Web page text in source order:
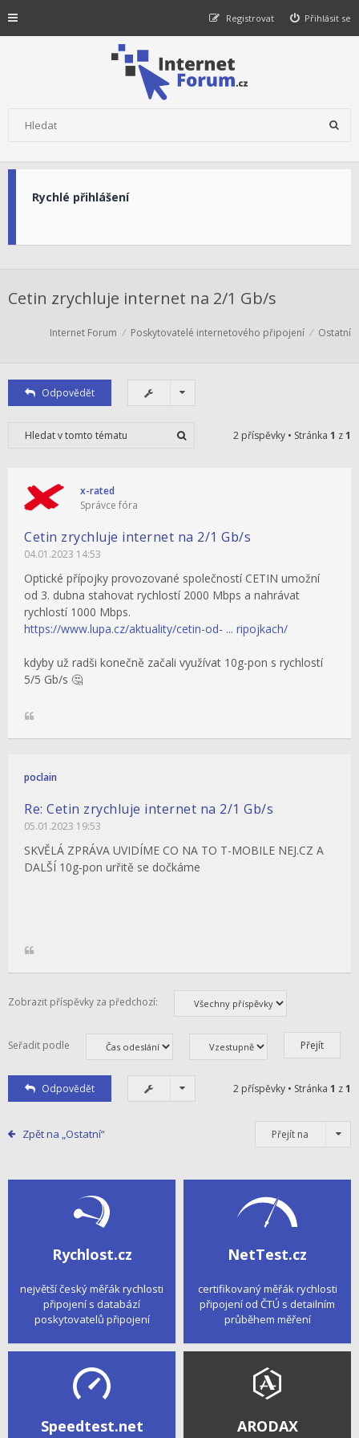
Přihlásit se
Registrovat
Rychlé přihlášení
Cetin zrychluje internet na 2/1 Gb/s
Internet Forum Poskytovatelé internetového připojení Ostatní
Odpovědět
2 příspěvky • Stránka 1 z1
x-rated
Správce fóra
Cetin zrychluje internet na 2/1 Gb/s
04.01.2023 14:53
Optické přípojky provozované společností CETIN umožní
od 3. dubna stahovat rychlostí 2000 Mbps a nahrávat
rychlostí 1000 Mbps.
https://www.lupa.cz/aktuality/cetin-od- ... ripojkach/
kdyby už radši konečně začali využívat 10g-pon s rychlostí
5/5 Gb/s 🤔
poclain
Re: Cetin zrychluje internet na 2/1 Gb/s
05.01.2023 19:53
SKVĚLÁ ZPRÁVA UVIDÍME CO NA TO T-MOBILE NEJ.CZ A
DALŠÍ 10g-pon urřitě se dočkáme
Zobrazit příspěvky za předchozí:
Seřadit podle
Odpovědět 2 příspěvky • Stránka 1 z1
Zpět na „Ostatní“ Přejít na
Rychlost.cz
největší český měřák rychlosti
připojení s databází
poskytovatelů připojení
NetTest.cz
certifikovaný měřák rychlosti
připojení od ČTÚ s detailním
průběhem měření
Speedtest.net ARODAX